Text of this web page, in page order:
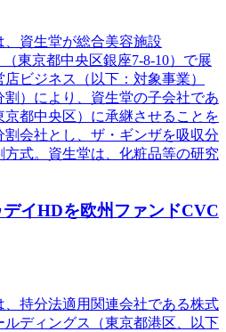
、資生堂が総合美容施設
（東京都中央区銀座7-8-10）で展
ビジネス（以下：対象事業）
）により、資生堂の子会社であ
都中央区）に承継させることを
会社とし、ザ・ギンザを吸収分
式。資生堂は、化粧品等の研究
イHDを欧州ファンドCVC
、持分法適用関連会社である株式
ディングス（東京都港区、以下